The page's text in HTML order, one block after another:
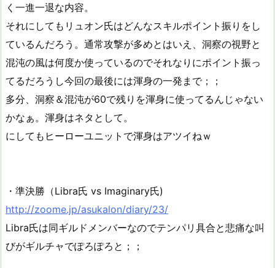
く一進一退な内容。
それにしてもリュオン氏はどんなスキルポイント振りをし
ているんだろう。通常攻撃が多めとはいえ、洞察の視野と
混沌の風は何度か使っているのでそれなりにポイント振っ
てるだろうし今回の最後には渾身の一発まで；；
多分、洞察＆混沌が60で残りを渾身に使ってるんじゃない
かなぁ。渾身はネタとして。
にしてもヒーローユニットで渾身はアツイねｗ
・準決勝（Libra氏 vs Imaginary氏)
http://zoome.jp/asukalon/diary/23/
Libra氏は同ギルドメンバーなのでテンパリ具合と悲痛な叫
びがギルチャでぽろぽろと；；